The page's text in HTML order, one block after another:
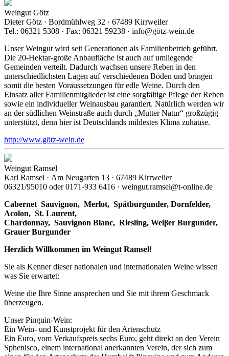
Weingut Götz
Dieter Götz · Bordmühlweg 32 · 67489 Kirrweiler
Tel.: 06321 5308 · Fax: 06321 59238 · info@götz-wein.de
Unser Weingut wird seit Generationen als Familienbetrieb geführt.
Die 20-Hektar-große Anbaufläche ist auch auf umliegende
Gemeinden verteilt. Dadurch wachsen unsere Reben in den
unterschiedlichsten Lagen auf verschiedenen Böden und bringen
somit die besten Voraussetzungen für edle Weine. Durch den
Einsatz aller Familienmitglieder ist eine sorgfältige Pflege der Reben
sowie ein individueller Weinausbau garantiert. Natürlich werden wir
an der südlichen Weinstraße auch durch „Mutter Natur“ großzügig
unterstützt, denn hier ist Deutschlands mildestes Klima zuhause.
http://www.götz-wein.de
Weingut Ramsel
Karl Ramsel · Am Neugarten 13 · 67489 Kirrweiler
06321/95010 oder 0171-933 6416 · weingut.ramsel@t-online.de
Cabernet Sauvignon, Merlot, Spätburgunder, Dornfelder,
Acolon, St. Laurent,
Chardonnay, Sauvignon Blanc, Riesling, Weiβer Burgunder,
Grauer Burgunder
Herzlich Willkommen im Weingut Ramsel!
Sie als Kenner dieser nationalen und internationalen Weine wissen
was Sie erwartet:
Weine die Ihre Sinne ansprechen und Sie mit ihrem Geschmack
überzeugen.
Unser Pinguin-Wein:
Ein Wein- und Kunstprojekt für den Artenschutz
Ein Euro, vom Verkaufspreis sechs Euro, geht direkt an den Verein
Sphenisco, einem international anerkannten Verein, der sich zum